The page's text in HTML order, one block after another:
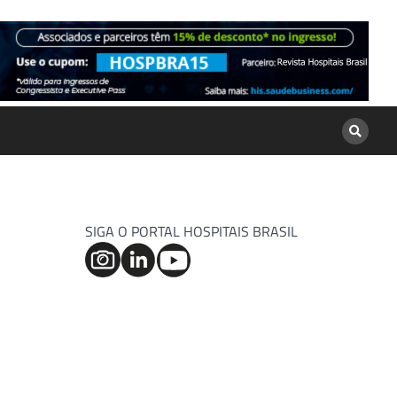
SIGA O PORTAL HOSPITAIS BRASIL